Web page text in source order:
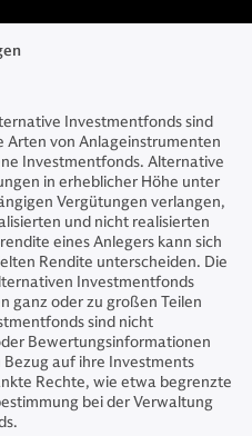
Investmentfonds sind
Arten von Anlageinstrumenten
Investmentfonds. Alternative
in erheblicher Höhe unter
Vergütungen verlangen,
und nicht realisierten
eines Anlegers kann sich
Rendite unterscheiden. Die
Investmentfonds
ganz oder zu großen Teilen
sind nicht
Bewertungsinformationen
auf ihre Investments
Rechte, wie etwa begrenzte
bei der Verwaltung